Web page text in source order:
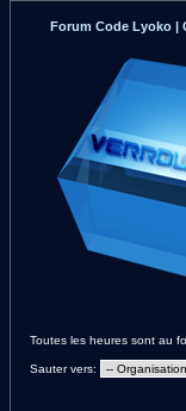
Forum Code Lyoko |
Toutes les heures sont au
Sauter vers: